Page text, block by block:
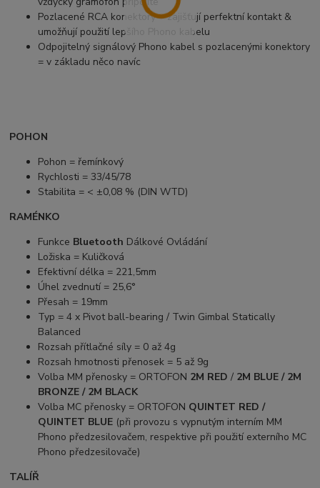
Pozlacené RCA konektory = zajišťují perfektní kontakt &
umožňují použití lepšího Phono kabelu
Odpojitelný signálový Phono kabel s pozlacenými konektory
= v základu něco navíc
POHON
Pohon = řemínkový
Rychlosti = 33/45/78
Stabilita = < ±0,08 % (DIN WTD)
RAMÉNKO
Funkce Bluetooth Dálkové Ovládání
Ložiska = Kuličková
Efektivní délka = 221,5mm
Úhel zvednutí = 25,6°
Přesah = 19mm
Typ = 4 x Pivot ball-bearing / Twin Gimbal Statically
Balanced
Rozsah přítlačné síly = 0 až 4g
Rozsah hmotnosti přenosek = 5 až 9g
Volba MM přenosky = ORTOFON 2M RED / 2M BLUE / 2M
BRONZE / 2M BLACK
Volba MC přenosky = ORTOFON QUINTET RED /
QUINTET BLUE (při provozu s vypnutým interním MM
Phono předzesilovačem, respektive při použití externího MC
Phono předzesilovače)
TALÍŘ